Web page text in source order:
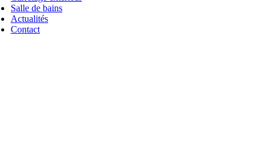
Salle de bains
Actualités
Contact